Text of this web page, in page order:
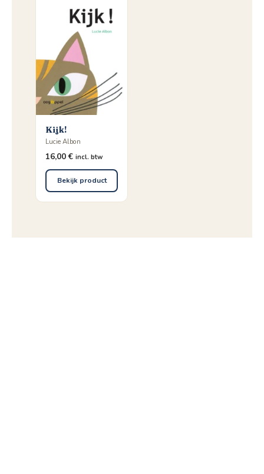
Kijk!
Lucie Albon
16,00€ incl. btw
Bekijk product